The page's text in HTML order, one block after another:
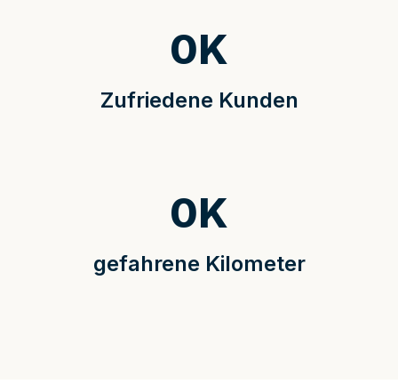
Zufriedene Kunden
0K
gefahrene Kilometer
0K